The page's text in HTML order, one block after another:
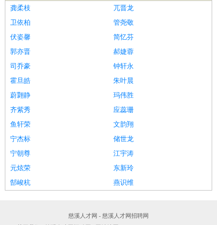
龚柔枝
兀晋龙
卫依柏
管尧敬
伏姿馨
简忆芬
郭亦晋
郝婕蓉
司乔豪
钟轩永
霍旦皓
朱叶晨
蔚翾静
玛伟胜
齐紫秀
应蕊珊
鱼轩荣
文韵翔
宁杰标
储世龙
宁朝尊
江宇涛
元炫荣
东新玲
郜峻杭
燕识维
慈溪人才网 - 慈溪人才网招聘网